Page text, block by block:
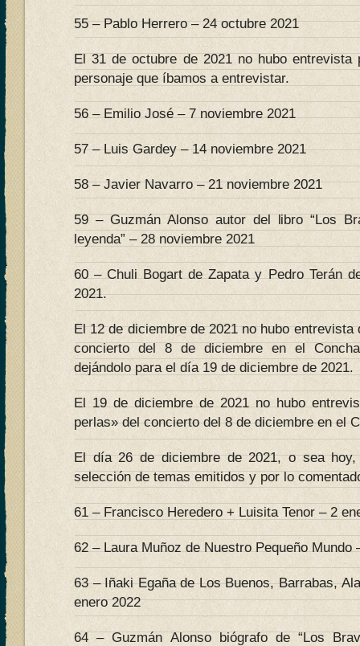
55 – Pablo Herrero – 24 octubre 2021
El 31 de octubre de 2021 no hubo entrevista
personaje que íbamos a entrevistar.
56 – Emilio José – 7 noviembre 2021
57 – Luis Gardey – 14 noviembre 2021
58 – Javier Navarro – 21 noviembre 2021
59 – Guzmán Alonso autor del libro “Los
leyenda” – 28 noviembre 2021
60 – Chuli Bogart de Zapata y Pedro Terán
2021.
El 12 de diciembre de 2021 no hubo
concierto del 8 de diciembre en el
dejándolo para el día 19 de diciembre de 2021.
El 19 de diciembre de 2021 no hubo
perlas» del concierto del 8 de diciembre en el
El día 26 de diciembre de 2021, o sea
selección de temas emitidos y por lo
61 – Francisco Heredero + Luisita Tenor – 2
62 – Laura Muñoz de Nuestro Pequeño Mundo
63 – Iñaki Egaña de Los Buenos, Barrabas,
enero 2022
64 – Guzmán Alonso biógrafo de “Los